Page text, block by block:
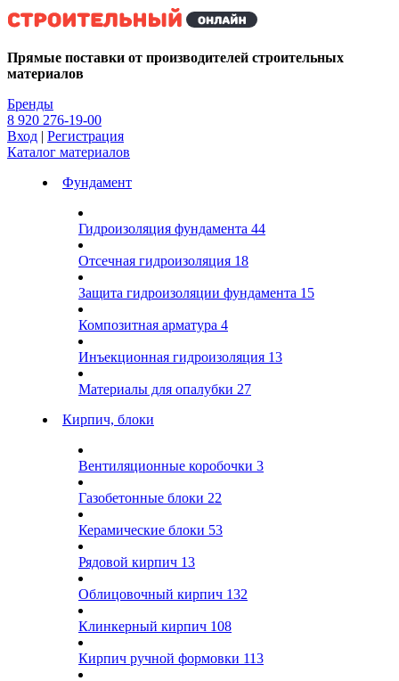
Kg
Прямые поставки от производителей строительных
материалов
Бренды
8 920 276-19-00
Вход | Регистрация
Каталог материалов
Фундамент
Гидроизоляция фундамента 44
Отсечная гидроизоляция 18
Защита гидроизоляции фундамента 15
Композитная арматура 4
Инъекционная гидроизоляция 13
Материалы для опалубки 27
Кирпич, блоки
Вентиляционные коробочки 3
Газобетонные блоки 22
Керамические блоки 53
Рядовой кирпич 13
Облицовочный кирпич 132
Клинкерный кирпич 108
Кирпич ручной формовки 113